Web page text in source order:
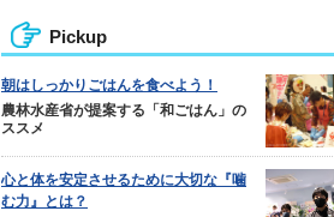
Pickup
朝はしっかりごはんを食べよう！
農林水産省が提案する「和ごはん」の
ススメ
心と体を安定させるために大切な『噛
む力』とは？